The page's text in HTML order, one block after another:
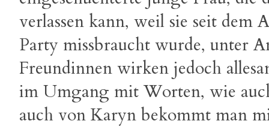
verlassen kann, weil sie seit dem
Party missbraucht wurde, unter
Freundinnen wirken jedoch
im Umgang mit Worten, wie
auch von Karyn bekommt man